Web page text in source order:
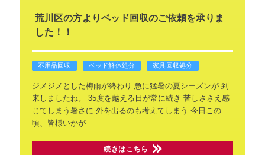
荒川区の方よりベッド回収のご依頼を承りま
した！！
不用品回収 ベッド解体処分 家具回収処分
ジメジメとした梅雨が終わり 急に猛暑の夏シーズンが到
来しましたね。
35度を越える日が常に続き 苦しささえ感
じてしまう暑さに 外を出るのも考えてしまう 今日この
頃、皆様いかが
続きはこちら